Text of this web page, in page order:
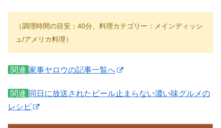
（調理時間の目安：40分、料理カテゴリー：メインディッシ
ュ/アメリカ料理）
関連 家事ヤロウの記事一覧へ
関連 同日に放送されたビール止まらない濃い味グルメの
レシピ